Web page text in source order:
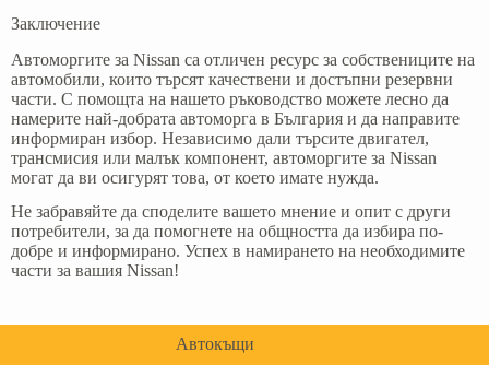
Заключение
Автоморгите за Nissan са отличен ресурс за собствениците на
автомобили, които търсят качествени и достъпни резервни
части. С помощта на нашето ръководство можете лесно да
намерите най-добрата автоморга в България и да направите
информиран избор. Независимо дали търсите двигател,
трансмисия или малък компонент, автоморгите за Nissan
могат да ви осигурят това, от което имате нужда.
Не забравяйте да споделите вашето мнение и опит с други
потребители, за да помогнете на общността да избира по-
добре и информирано. Успех в намирането на необходимите
части за вашия Nissan!
Автокъщи